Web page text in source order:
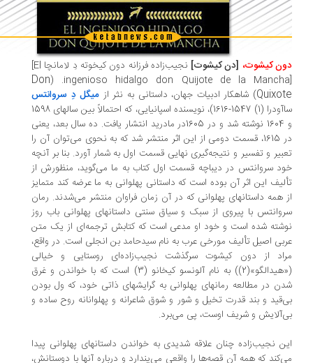
کیشوت،[دن کیشوت]نجیب‌زاده فرزانه دون کیخوته دِ لامانچا [El
ingenioso hidalgo don Quijote de la
. (
Don
) شاهکار ادبیات جهان، داستانی به نثر از میگل دِ سروانتس
ساآودرا (1) 1547-1616)، نویسنده اسپانیایی، که احتمالاً بین سالهای 1598
و 1604 نوشته شد و در 1605در مادرید انتشار یافت. ده سال بعد، یعنی
در 1615، قسمت دومی از این اثر منتشر شد که به نحوی می‌توان آن را
و تفسیر و نتیجه‌گیری نهایی قسمت اول به شمار آورد. بنا بر آنچه
سروانتس در دیباچه قسمت اول کتاب به ما می‌گوید، منظورش از
این اثر آن بوده است که داستانی پهلوانی به ما عرضه کند متمایز
همه داستانهای پهلوانی که در آن زمان فراوان منتشر می‌شدند. رمان
با پیروی از سبک و سیاق سنتی داستانهای پهلوانی باب روز
شده است و خود او مدعی است که کتابش ترجمه‌ای از یک متن
اصیل تألیف مورخی عرب به نام سیدحامد بن انجلی است. در واقع،
از دون کیشوت سرگذشت نجیب‌زاده‌ای روستایی و خیالی
(«هیدالگو»(2)) به نام آلونسو کیخانو (3) است که با خواندن و غرق
در مطالعه رمانهای پهلوانی به گرایشهای ذاتی خود، که ول بودن
و بند قدرت تخیل و شور و شوق شاعرانه و پهلوانانه روح ساده و
و شریف اوست، پی می‌برد.
نجیب‌زاده چنان علاقه شدیدی به خواندن داستانهای پهلوانی پیدا
که همه آن قصه‌ها را واقعی می‌پندارد و درباره آنها با دوستانش،